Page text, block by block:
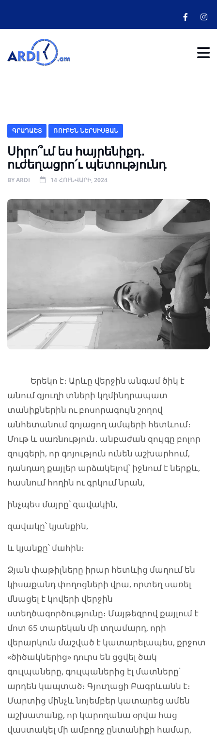
ԳՐԱԴԱՇՏ ՌՈՒԲԵՆ ՆԵՐՍԻՍՅԱՆ
Սիրո՞ւմ ես հայրենիքդ․
ուժեղացրո՛ւ պետությունդ
BYARDI 14 ՀՈՒՆՎԱՐԻ, 2024
Երեկո է։ Արևը վերջին անգամ ծիկ է
անում գյուղի տների կղմինդրապատ
տանիքներին ու բոսորագույն շողով
անհետանում գոյացող ամպերի հետևում։
Մութ և սառնություն․ անբաժան զույգը բոլոր
զույգերի, որ գոյություն ունեն աշխարհում,
դանդաղ քայլեր արձակելով՝ իջնում է ներքև,
հասնում հողին ու գրկում նրան,
ինչպես մայրը՝ զավակին,
զավակը՝ կյանքին,
և կյանքը՝ մահին։
Ձյան փաթիլները իրար հետևից մաղում են
կիսաքանդ փողոցների վրա, որտեղ սառել
մնացել է կովերի վերջին
ստեղծագործությունը։ Մայթեզրով քայլում է
մոտ 65 տարեկան մի տղամարդ, որի
վերարկուն մաշված է կատարելապես, քրջոտ
«ծիծակներից» դուրս են ցցվել ծակ
գուլպաները, գուլպաներից էլ մատները՝
արդեն կապտած։ Գյուղացի Բագրևանն է։
Մարտից մինչև նոյեմբեր կատարեց ամեն
աշխատանք, որ կարողանա օրվա հաց
վաստակել մի ամբողջ ընտանիքի համար,